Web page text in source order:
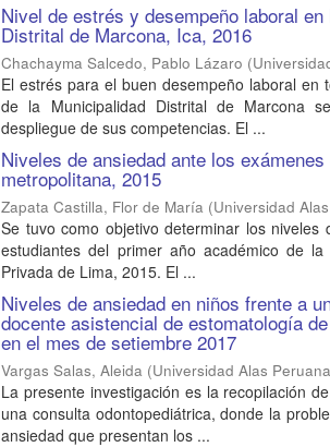
Nivel de estrés y desempeño laboral
Distrital de Marcona, Ica, 2016
Chachayma Salcedo, Pablo Lázaro (
El estrés para el buen desempeño laboral en
de la Municipalidad Distrital de Marcona
despliegue de sus competencias. El ...
Niveles de ansiedad ante los
metropolitana, 2015
Zapata Castilla, Flor de María (Universidad
Se tuvo como objetivo determinar los
estudiantes del primer año académico de
Privada de Lima, 2015. El ...
Niveles de ansiedad en niños frente a
docente asistencial de estomatología
en el mes de setiembre 2017
Vargas Salas, Aleida (Universidad Alas
La presente investigación es la recopilación
una consulta odontopediátrica, donde la
ansiedad que presentan los ...